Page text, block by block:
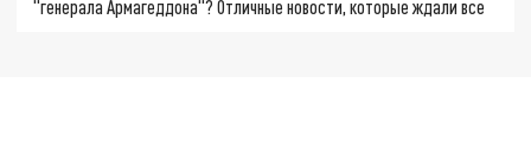
"генерала Армагеддона"? Отличные новости, которые ждали все